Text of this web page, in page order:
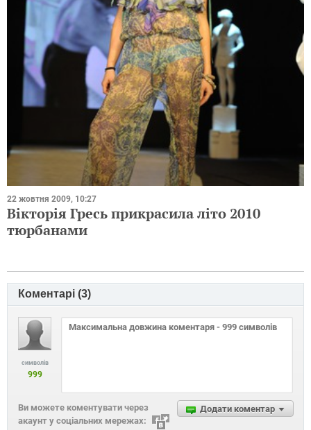
22 жовтня 2009, 10:27
Вікторія Гресь прикрасила літо 2010
тюрбанами
Коментарі (3)
символів
999
Додати коментар
Ви можете коментувати через
акаунт у соціальних мережах: